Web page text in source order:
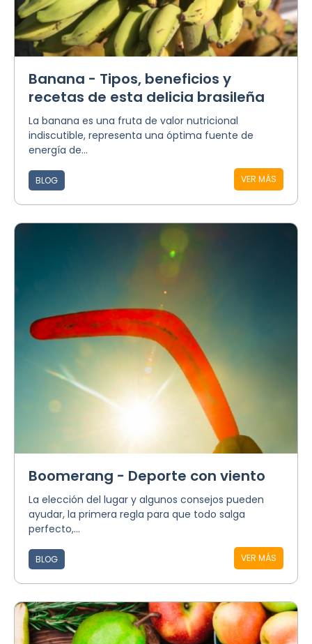
Banana - Tipos, beneficios y
recetas de esta delicia brasileña
La banana es una fruta de valor nutricional
indiscutible, representa una óptima fuente de
energía de...
VER MÁS
BLOG
Boomerang - Deporte con viento
La elección del lugar y algunos consejos pueden
ayudar, la primera regla para que todo salga
perfecto,...
VER MÁS
BLOG